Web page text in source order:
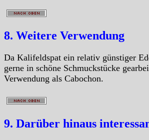
8. Weitere Verwendung
Da Kalifeldspat ein relativ günstiger
gerne in schöne Schmuckstücke
Verwendung als Cabochon.
9. Darüber hinaus